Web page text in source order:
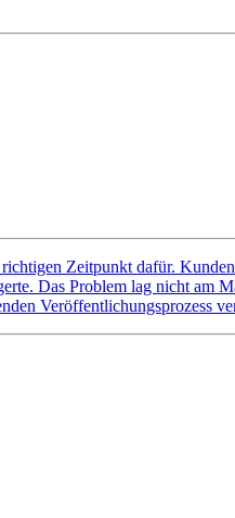
Zeitpunkt dafür.
Das Problem lag nicht am
Veröffentlichungsprozess